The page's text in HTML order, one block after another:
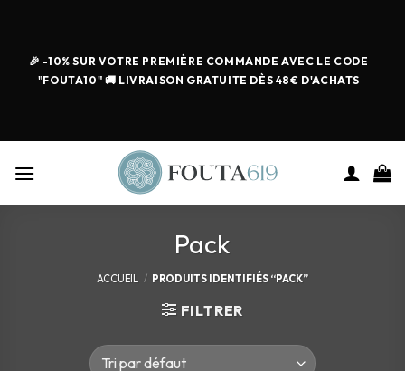
🎉 -10% SUR VOTRE PREMIÈRE COMMANDE AVEC LE CODE
"FOUTA10" 🚚 LIVRAISON GRATUITE DÈS 48€ D'ACHATS
Pack
ACCUEIL / PRODUITS IDENTIFIÉS “PACK”
FILTRER